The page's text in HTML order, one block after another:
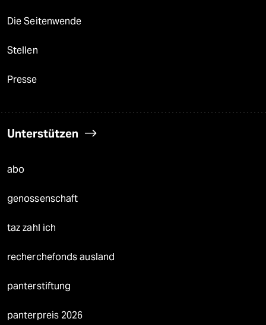
Die Seitenwende
Stellen
Presse
Unterstützen
abo
genossenschaft
taz zahl ich
recherchefonds ausland
panterstiftung
panterpreis 2026